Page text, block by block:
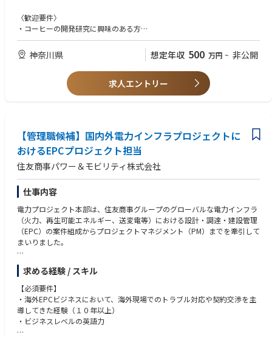
迎する風土のため、主体的に挑戦したい方には大きな裁量をお渡ししま
す。
〈具体的な業務内容〉
■コーヒーの味のブレンド、調合、研究開発
・コーヒー豆の選定、ブレンド設計、配合調整
・官能評価および各種分析を通じた品質評価
・市場ニーズやトレンドを踏まえた新商品の開発
・有名ホテル・レストラン・カフェ向け商品の味づくりに携われる
・老舗メーカーの変革フェーズを支える研究開発ポジション
・コーヒーの味覚設計から商品開発まで一貫して携われる
・食品業界では珍しいスピード感のある意思決定環境
・大きな裁量を持って研究開発に取り組める
〈歓迎要件〉
・コーヒーの開発研究に興味のある方
・機械のメンテナンスや操作に抵抗感がない方
〈求める人物像〉
・探求することが好きな方
・仮説立案から実行まで自走できる方
・経営陣と近い距離で事業成長に携わりたい方
神奈川県 想定年収 500 万円 ~ 非公開
求人エントリー
【管理職候補】国内外電力インフラプロジェクトに
おけるEPCプロジェクト担当
住友商事パワー＆モビリティ株式会社
仕事内容
電力プロジェクト本部は、住友商事グループのグローバルな電力インフラ
（火力、再生可能エネルギー、送変電等）における設計・調達・建設管理
（EPC）の案件組成からプロジェクトマネジメント（PM）までを牽引して
まいりました。
現在、本邦企業において、海外向け電力プラントEPC（設計・調達・建
設）ビジネスからの撤退や縮小が相次いでおります。そうした事業環境下
において、住友商事グループの核として「海外向けプラントEPCを最前線
で推進し続ける唯一無二の存在」としてEPCビジネスを展開継続しつつ、
更には、事業案件への参入を念頭に、EPCビジネスの高度化、広域化を推
進しています。
当本部の持続的成長、および「EPCのDNA」を次世代へ引き継ぐため、こ
求める経験 / スキル
【必須要件】
・海外EPCビジネスにおいて、海外現場でのトラブル対応や契約交渉を主
導してきた経験（１０年以上）
・ビジネスレベルの英語力